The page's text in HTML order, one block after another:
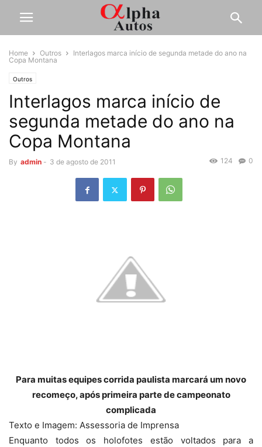
Home Outros
Interlagos marca início de segunda metade do ano na
Copa Montana
Outros
Interlagos marca início de
segunda metade do ano na
Copa Montana
By admin - 3 de agosto de 2011 0
124
Para muitas equipes corrida paulista marcará um novo
recomeço, após primeira parte de campeonato
complicada
Texto e Imagem: Assessoria de Imprensa
Enquanto todos os holofotes estão voltados para a